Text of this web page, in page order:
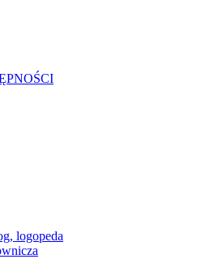
logopeda